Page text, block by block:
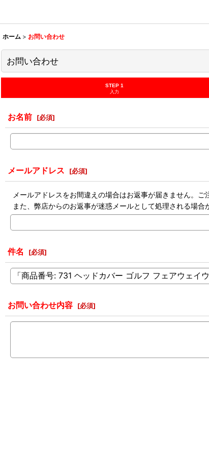
ホーム > お問い合わせ
お問い合わせ
STEP 1
入力
お名前 [必須]
メールアドレス [必須]
メールアドレスをお間違えの場合はお返事が届きません。ご
また、弊店からのお返事が迷惑メールとして処理される場
件名 [必須]
お問い合わせ内容 [必須]